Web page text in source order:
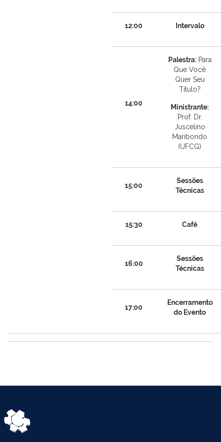
12:00 Intervalo
14:00
Palestra:Para
Que Você
Quer Seu
Título?
Ministrante:
Prof. Dr.
Juscelino
Maribondo
(UFCG)
15:00
Sessões
Técnicas
15:30 Café
16:00
Sessões
Técnicas
17:00
Encerramento
do Evento